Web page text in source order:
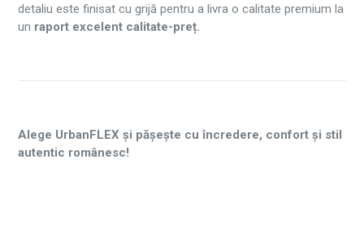
detaliu este finisat cu grijă pentru a livra o calitate premium la
un raport excelent calitate-preț.
Alege UrbanFLEX și pășește cu încredere, confort și stil
autentic românesc!